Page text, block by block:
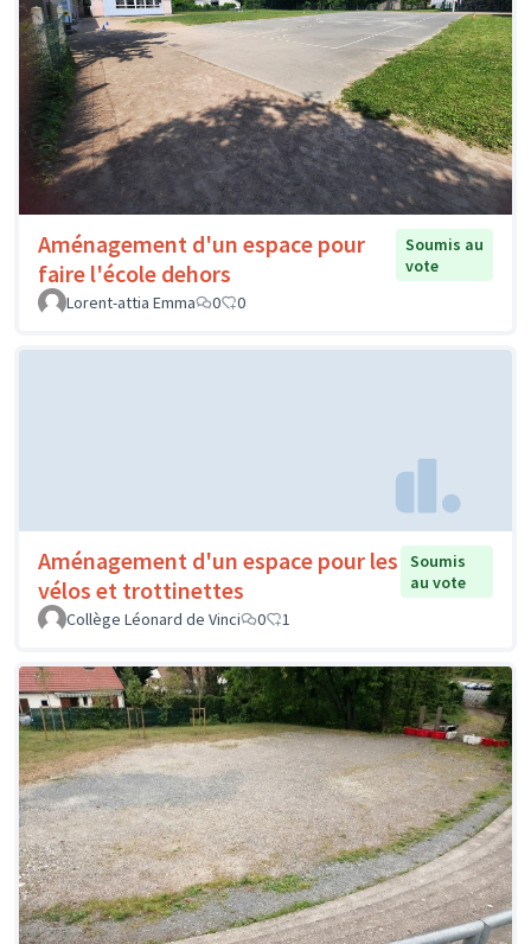
Aménagement d'un espace pour
faire l'école dehors
Soumis au
vote
Lorent-attia Emma
0 0
Aménagement d'un espace pour les
vélos et trottinettes
Soumis
au vote
Collège Léonard de Vinci
0 1